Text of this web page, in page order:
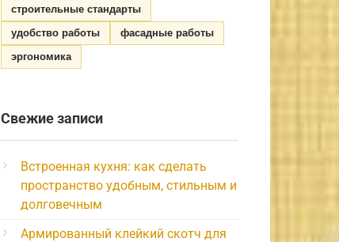
строительные стандарты
удобство работы
фасадные работы
эргономика
Свежие записи
Встроенная кухня: как сделать
пространство удобным, стильным и
долговечным
Армированный клейкий скотч для